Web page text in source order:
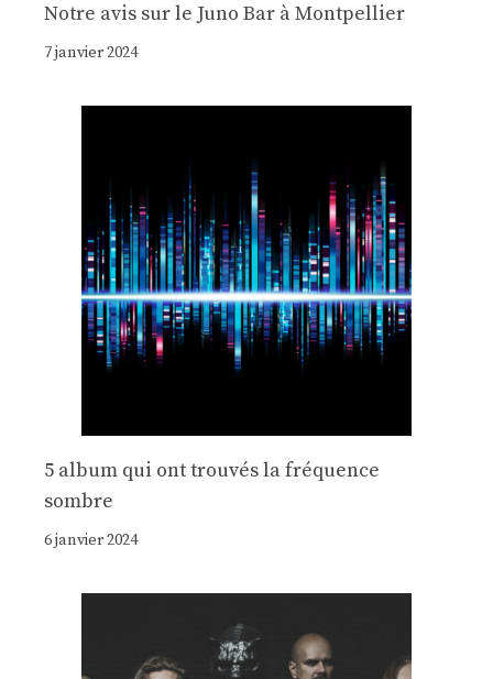
Notre avis sur le Juno Bar à Montpellier
7 janvier 2024
5 album qui ont trouvés la fréquence
sombre
6 janvier 2024